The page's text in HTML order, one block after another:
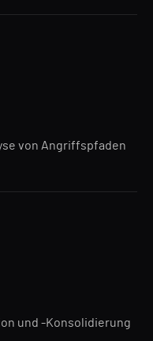
von Angriffspfaden
und -Konsolidierung